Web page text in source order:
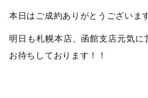
本日はご成約ありがとうございま
明日も札幌本店、函館支店元気
お待ちしております！！